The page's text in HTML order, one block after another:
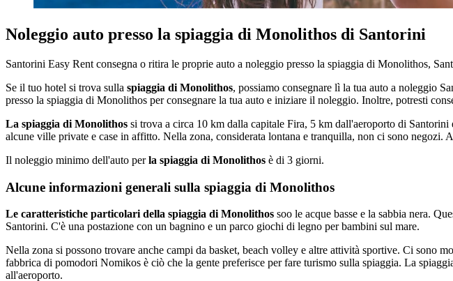
Noleggio auto presso la spiaggia di Monolithos di Santorini
Santorini Easy Rent consegna o ritira le proprie auto a noleggio presso la spiaggia di Monolithos,
Se il tuo hotel si trova sulla spiaggia di Monolithos, possiamo consegnare lì la tua auto a noleggio
presso la spiaggia di Monolithos per consegnare la tua auto e iniziare il noleggio. Inoltre, potresti
La spiaggia di Monolithos si trova a circa 10 km dalla capitale Fira, 5 km dall'aeroporto di
alcune ville private e case in affitto. Nella zona, considerata lontana e tranquilla, non ci sono
Il noleggio minimo dell'auto perla spiaggia di Monolithos è di 3 giorni.
Alcune informazioni generali sulla spiaggia di Monolithos
Le caratteristiche particolari della spiaggia di Monolithos soo le acque basse e la sabbia nera.
Santorini. C'è una postazione con un bagnino e un parco giochi di legno per bambini sul mare.
Nella zona si possono trovare anche campi da basket, beach volley e altre attività sportive. Ci sono
fabbrica di pomodori Nomikos è ciò che la gente preferisce per fare turismo sulla spiaggia. La
all'aeroporto.